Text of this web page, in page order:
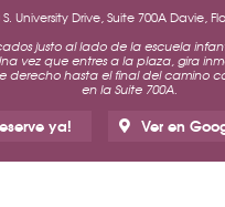
S. University Drive, Suite 700A Davie,
justo al lado de la escuela
vez que entres a la plaza, gira
derecho hasta el final del camino
en la Suite 700A.
ya! Ver en